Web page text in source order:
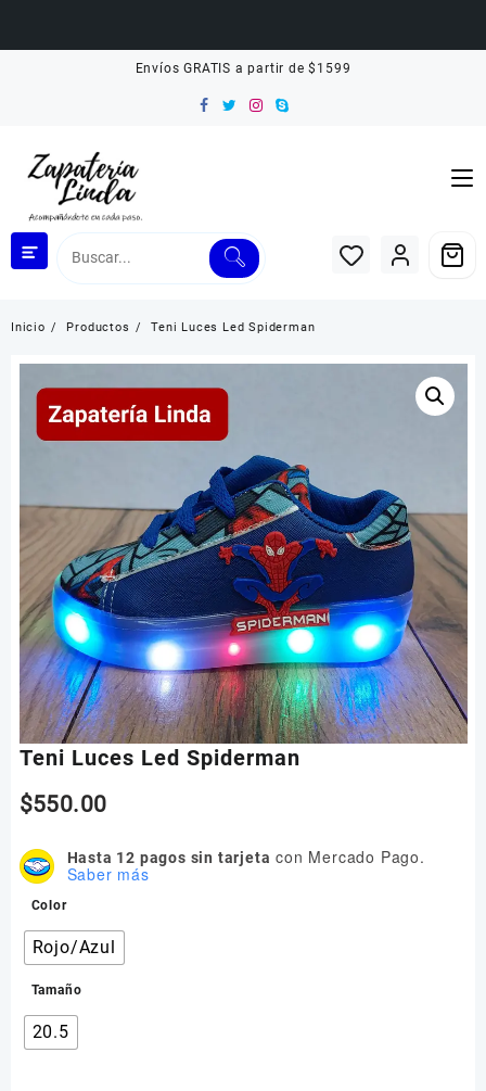
Envíos GRATIS a partir de $1599
Inicio Productos Teni Luces Led Spiderman
Teni Luces Led Spiderman
$550.00
Hasta 12 pagos sin tarjeta con Mercado Pago.
Saber más
Color
Rojo/Azul
Tamaño
20.5